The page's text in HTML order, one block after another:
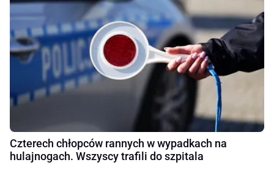
Czterech chłopców rannych w wypadkach na
hulajnogach. Wszyscy trafili do szpitala